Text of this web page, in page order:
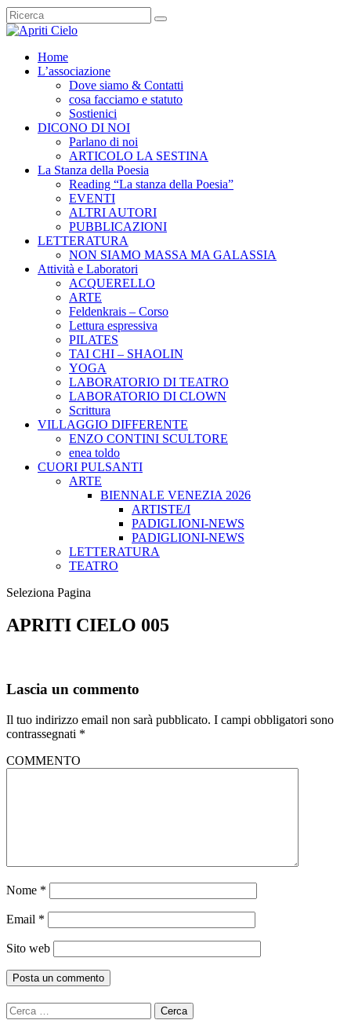
Home
L’associazione
Dove siamo & Contatti
cosa facciamo e statuto
Sostienici
DICONO DI NOI
Parlano di noi
ARTICOLO LA SESTINA
La Stanza della Poesia
Reading “La stanza della Poesia”
EVENTI
ALTRI AUTORI
PUBBLICAZIONI
LETTERATURA
NON SIAMO MASSA MA GALASSIA
Attività e Laboratori
ACQUERELLO
ARTE
Feldenkrais – Corso
Lettura espressiva
PILATES
TAI CHI – SHAOLIN
YOGA
LABORATORIO DI TEATRO
LABORATORIO DI CLOWN
Scrittura
VILLAGGIO DIFFERENTE
ENZO CONTINI SCULTORE
enea toldo
CUORI PULSANTI
ARTE
BIENNALE VENEZIA 2026
ARTISTE/I
PADIGLIONI-NEWS
PADIGLIONI-NEWS
LETTERATURA
TEATRO
Seleziona Pagina
APRITI CIELO 005
Lascia un commento
Il tuo indirizzo email non sarà pubblicato. I campi obbligatori sono
contrassegnati *
COMMENTO
Nome *
Email *
Sito web
Ricerca
per: